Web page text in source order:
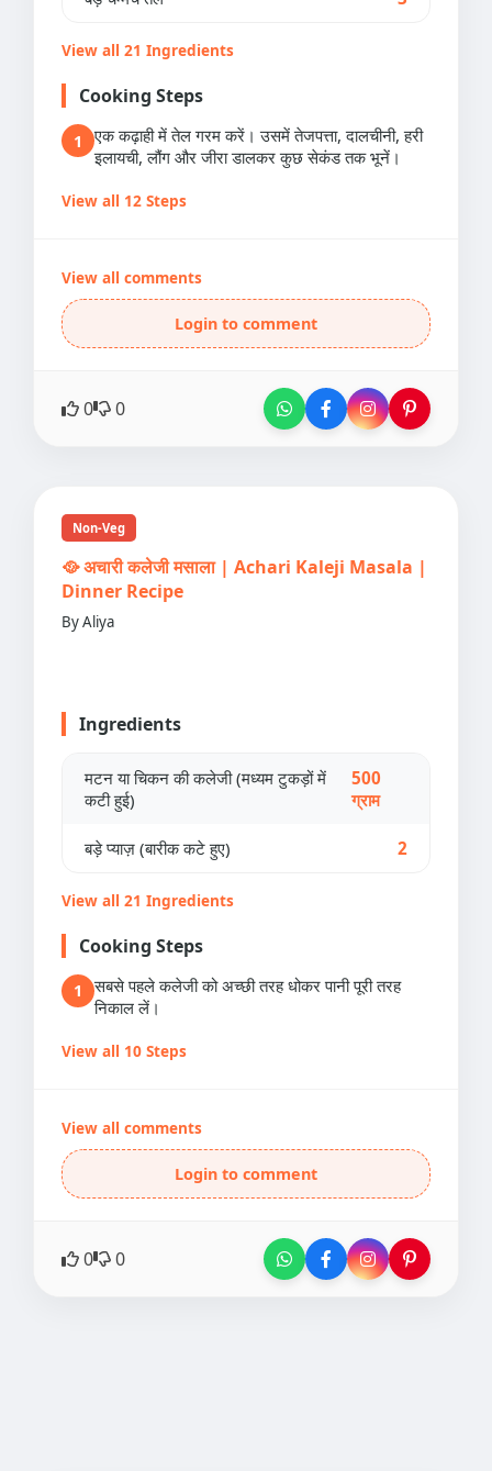
View all 21 Ingredients
Cooking Steps
1
एक कढ़ाही में तेल गरम करें। उसमें तेजपत्ता, दालचीनी, हरी
इलायची, लौंग और जीरा डालकर कुछ सेकंड तक भूनें।
View all 12 Steps
View all comments
Login to comment
0 0
Non-Veg
🥘 अचारी कलेजी मसाला | Achari Kaleji Masala |
Dinner Recipe
By Aliya
Ingredients
मटन या चिकन की कलेजी (मध्यम टुकड़ों में
कटी हुई)
500
ग्राम
बड़े प्याज़ (बारीक कटे हुए) 2
View all 21 Ingredients
Cooking Steps
1
सबसे पहले कलेजी को अच्छी तरह धोकर पानी पूरी तरह
निकाल लें।
View all 10 Steps
View all comments
Login to comment
0 0